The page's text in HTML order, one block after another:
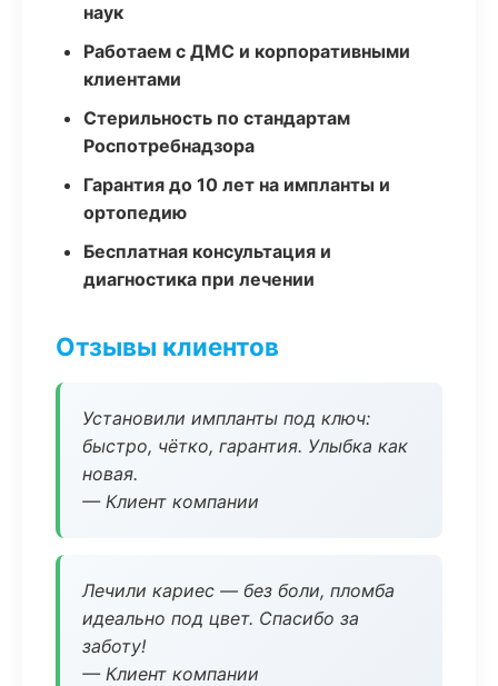
наук
Работаем с ДМС и корпоративными
клиентами
Стерильность по стандартам
Роспотребнадзора
Гарантия до 10 лет на импланты и
ортопедию
Бесплатная консультация и
диагностика при лечении
Отзывы клиентов
Установили импланты под ключ:
быстро, чётко, гарантия. Улыбка как
новая.
— Клиент компании
Лечили кариес — без боли, пломба
идеально под цвет. Спасибо за
заботу!
— Клиент компании